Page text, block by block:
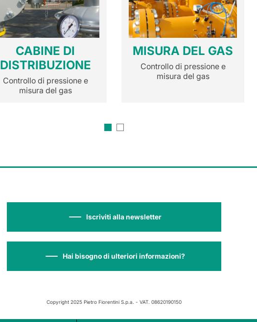
CABINE DI
DISTRIBUZIONE
Controllo di pressione e
misura del gas
MISURA DEL GAS
Controllo di pressione e
misura del gas
Iscriviti alla newsletter
Hai bisogno di ulteriori informazioni?
Copyright 2025 Pietro Fiorentini S.p.a. - VAT. 08620190150